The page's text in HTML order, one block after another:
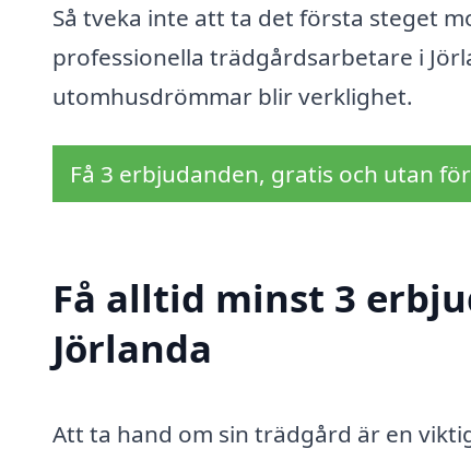
Så tveka inte att ta det första steget
professionella trädgårdsarbetare i
utomhusdrömmar blir verklighet.
Få 3 erbjudanden, gratis och utan
Få alltid minst 3
Jörlanda
Att ta hand om sin trädgård är en